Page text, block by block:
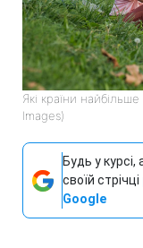
Які країни
Images)
Будь у
своїй стрічці
Google